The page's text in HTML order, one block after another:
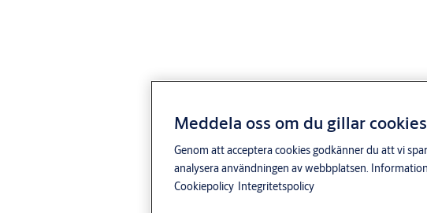
Meddela oss om du gillar cookies
Genom att acceptera cookies godkänner du att vi
analysera användningen av webbplatsen.
Cookiepolicy Integritetspolicy